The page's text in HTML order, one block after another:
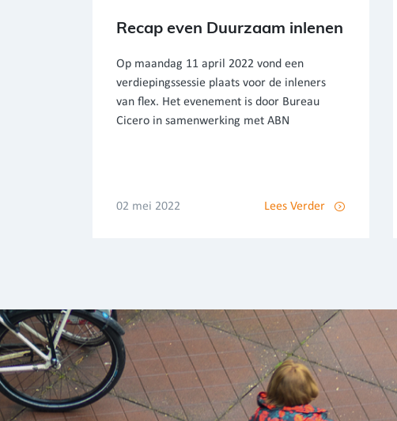
Recap even Duurzaam inlenen
Op maandag 11 april 2022 vond een
verdiepingssessie plaats voor de inleners
van flex. Het evenement is door Bureau
Cicero in samenwerking met ABN
02 mei 2022 Lees Verder